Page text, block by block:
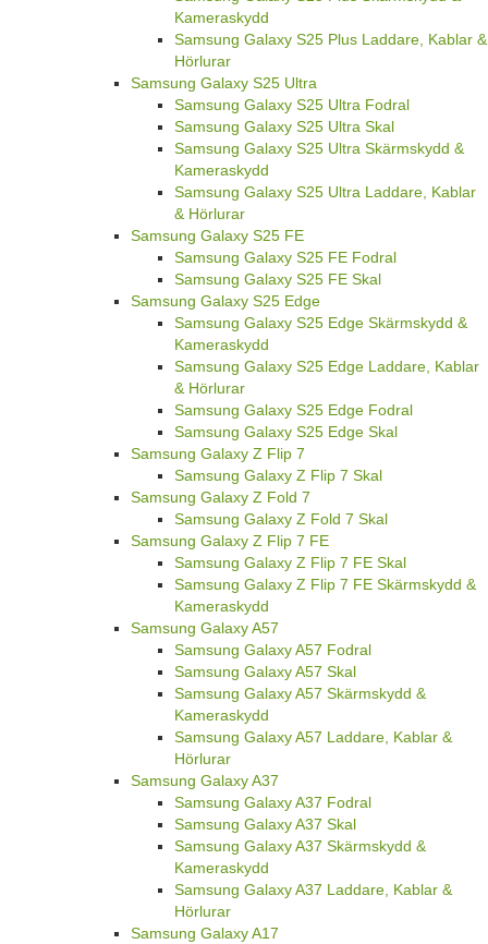
Kameraskydd
Samsung Galaxy S25 Plus Laddare, Kablar &
Hörlurar
Samsung Galaxy S25 Ultra
Samsung Galaxy S25 Ultra Fodral
Samsung Galaxy S25 Ultra Skal
Samsung Galaxy S25 Ultra Skärmskydd &
Kameraskydd
Samsung Galaxy S25 Ultra Laddare, Kablar
& Hörlurar
Samsung Galaxy S25 FE
Samsung Galaxy S25 FE Fodral
Samsung Galaxy S25 FE Skal
Samsung Galaxy S25 Edge
Samsung Galaxy S25 Edge Skärmskydd &
Kameraskydd
Samsung Galaxy S25 Edge Laddare, Kablar
& Hörlurar
Samsung Galaxy S25 Edge Fodral
Samsung Galaxy S25 Edge Skal
Samsung Galaxy Z Flip 7
Samsung Galaxy Z Flip 7 Skal
Samsung Galaxy Z Fold 7
Samsung Galaxy Z Fold 7 Skal
Samsung Galaxy Z Flip 7 FE
Samsung Galaxy Z Flip 7 FE Skal
Samsung Galaxy Z Flip 7 FE Skärmskydd &
Kameraskydd
Samsung Galaxy A57
Samsung Galaxy A57 Fodral
Samsung Galaxy A57 Skal
Samsung Galaxy A57 Skärmskydd &
Kameraskydd
Samsung Galaxy A57 Laddare, Kablar &
Hörlurar
Samsung Galaxy A37
Samsung Galaxy A37 Fodral
Samsung Galaxy A37 Skal
Samsung Galaxy A37 Skärmskydd &
Kameraskydd
Samsung Galaxy A37 Laddare, Kablar &
Hörlurar
Samsung Galaxy A17